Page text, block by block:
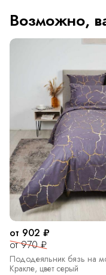
Возможно,
от 902 ₽
от 970 ₽
Пододеяльник бязь на
Кракле, цвет серый